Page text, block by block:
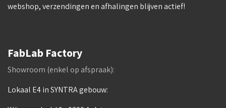
webshop, verzendingen en afhalingen blijven actief!
FabLab Factory
Showroom (enkel op afspraak):
Lokaal E4 in SYNTRA gebouw: